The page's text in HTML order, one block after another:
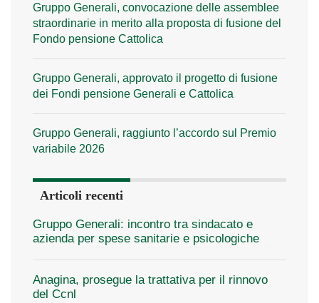
Gruppo Generali, convocazione delle assemblee
straordinarie in merito alla proposta di fusione del
Fondo pensione Cattolica
Gruppo Generali, approvato il progetto di fusione
dei Fondi pensione Generali e Cattolica
Gruppo Generali, raggiunto l’accordo sul Premio
variabile 2026
Articoli recenti
Gruppo Generali: incontro tra sindacato e
azienda per spese sanitarie e psicologiche
Anagina, prosegue la trattativa per il rinnovo
del Ccnl